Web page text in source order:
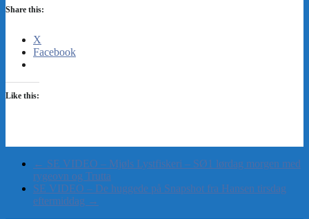
Share this:
X
Facebook
Like this:
← SE VIDEO – Mjøls Lystfiskeri – SØ1 lørdag morgen med
rygeovn og Trutta
SE VIDEO – De huggede på Snapshot fra Hansen tirsdag
eftermiddag →